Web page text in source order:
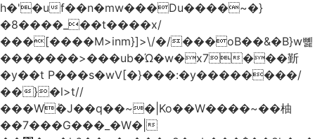
h�'�uf��n�mw���Du����~�}
�8����_��t����x/
���[����M>inm}]>\/�/���oB��&�B}w뼱
�������>���ub�Ώ�w�x7���斳
�y��t P���s�wV[�}���:�y��������/
��}�l>t//
���Wٝ�J��q��~�|Ko��W����~��柚
��7���G���_�W�|